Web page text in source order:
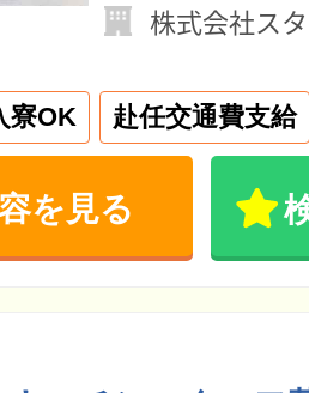
株式会社ス
寮OK 赴任交通費支給
を見る